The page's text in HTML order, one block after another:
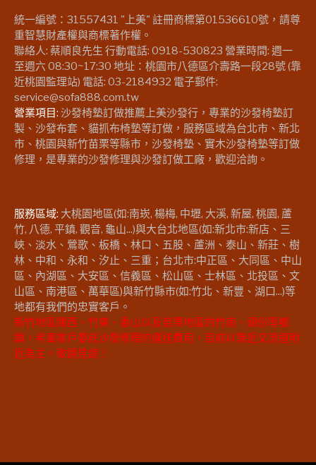
統一編號：31557431 "上美" 註冊商標第01536610號，請尊
重智慧財產權與商標著作權。
聯絡人: 蔡順良先生 行動電話: 0918-530823 營業時間: 週一
至週六 08:30~17:30 地址：桃園市八德區介壽路一段28號 (靠
近桃園監理站) 電話: 03-2184932 電子郵件:
service@sofa888.com.tw
營業項目: 沙發椅墊訂做推薦上美沙發行，專業的沙發椅墊訂
製、沙發布套、貓抓布椅墊等訂做，服務區域為台北市、新北
市、桃園與新竹苗栗等縣市，沙發椅墊、實木沙發椅墊等訂做
修理，是專業的沙發修理與沙發訂做工廠，歡迎洽詢。
服務區域: 大桃園地區(如:南崁, 楊梅, 中壢, 大溪, 新屋, 桃園, 蘆
竹, 八德, 平鎮, 觀音, 龜山...)與大台北地區(如:新北市:新店、三
峽、淡水、鶯歌、板橋、林口、五股、蘆洲、泰山、新莊、樹
林、中和、永和、汐止、三重；台北市:中正區、大同區、中山
區、內湖區、大安區、信義區、松山區、士林區、北投區、文
山區、南港區、萬華區)與新竹縣市(如:竹北、新豐、湖口...)等
地都有我們的忠實客戶。
新竹地區關西、竹東、香山以及苗栗地區的竹南、頭份等鄉
鎮，考量客戶委託沙發修理的運送費用，目前以靠近交流道附
近為主。敬請見諒！